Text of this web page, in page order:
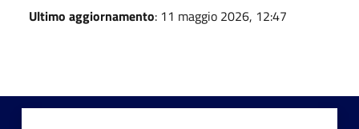
Ultimo aggiornamento: 11 maggio 2026, 12:47